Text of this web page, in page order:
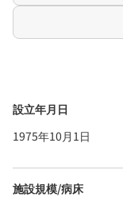
設立年月日
1975年10月1日
施設規模/病床